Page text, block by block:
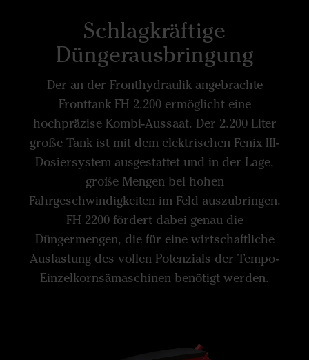
Schlagkräftige
Düngerausbringung
Der an der Fronthydraulik angebrachte
Fronttank FH 2.200 ermöglicht eine
hochpräzise Kombi-Aussaat. Der 2.200 Liter
große Tank ist mit dem elektrischen Fenix III-
Dosiersystem ausgestattet und in der Lage,
große Mengen bei hohen
Fahrgeschwindigkeiten im Feld auszubringen.
FH 2200 fördert dabei genau die
Düngermengen, die für eine wirtschaftliche
Auslastung des vollen Potenzials der Tempo-
Einzelkornsämaschinen benötigt werden.